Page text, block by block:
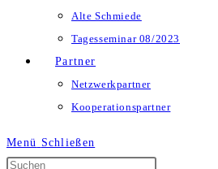
Alte Schmiede
Tagesseminar 08/2023
Partner
Netzwerkpartner
Kooperationspartner
Menü Schließen